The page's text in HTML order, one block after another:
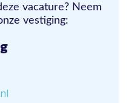
vacature? Neem
vestiging: